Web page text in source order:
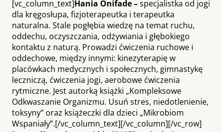
[vc_column_text]Hania Onifade –specjalistka od jogi
dla kręgosłupa, fizjoterapeutka i terapeutka
naturalna. Stale pogłębia wiedzę na temat ruchu,
oddechu, oczyszczania, odżywiania i głębokiego
kontaktu z naturą. Prowadzi ćwiczenia ruchowe i
oddechowe, między innymi: kinezyterapię w
placówkach medycznych i społecznych, gimnastykę
leczniczą, ćwiczenia jogi, aerobowe ćwiczenia
rytmiczne. Jest autorką książki „Kompleksowe
Odkwaszanie Organizmu. Usuń stres, niedotlenienie,
toksyny” oraz książeczki dla dzieci „Mikrobiom
Wspaniały”.[/vc_column_text][/vc_column][/vc_row]